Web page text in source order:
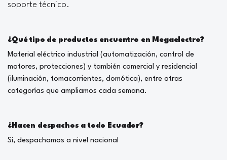
soporte técnico.
¿Qué tipo de productos encuentro en Megaelectro?
Material eléctrico industrial (automatización, control de
motores, protecciones) y también comercial y residencial
(iluminación, tomacorrientes, domótica), entre otras
categorías que ampliamos cada semana.
¿Hacen despachos a todo Ecuador?
Sí, despachamos a nivel nacional